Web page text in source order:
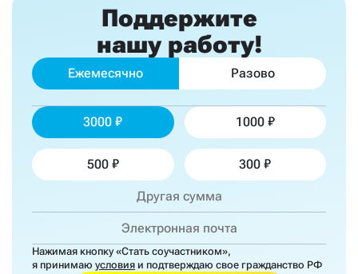
Поддержите
нашу работу!
Ежемесячно Разово
3000 1000
500 300
Нажимая кнопку «Стать соучастником»,
я принимаю условия и подтверждаю свое гражданство РФ